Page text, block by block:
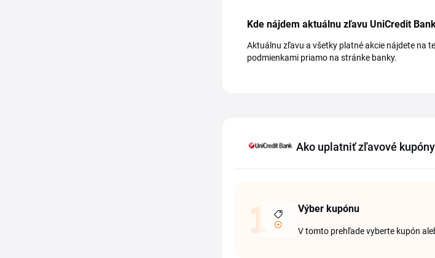
Kde nájdem aktuálnu zľavu UniCredit
Aktuálnu zľavu a všetky platné akcie nájdete na
podmienkami priamo na stránke banky.
Ako uplatniť zľavové
Výber kupónu
V tomto prehľade vyberte kupón